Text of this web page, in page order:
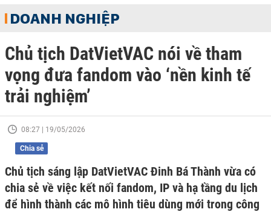
DOANH NGHIỆP
Chủ tịch DatVietVAC nói về tham
vọng đưa fandom vào ‘nền kinh tế
trải nghiệm’
08:27 | 19/05/2026
Chia sẻ
Chủ tịch sáng lập DatVietVAC Đinh Bá Thành vừa có
chia sẻ về việc kết nối fandom, IP và hạ tầng du lịch
để hình thành các mô hình tiêu dùng mới trong công